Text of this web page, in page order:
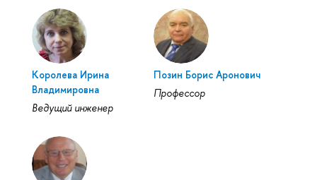
Королева Ирина
Владимировна
Ведущий инженер
Позин Борис Аронович
Профессор